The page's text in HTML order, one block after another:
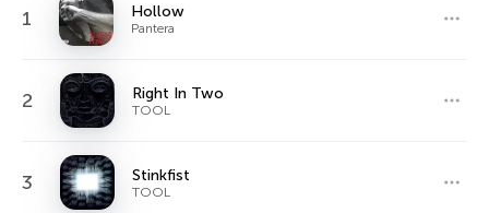
1 Hollow
Pantera
2 Right In Two
TOOL
3 Stinkfist
TOOL